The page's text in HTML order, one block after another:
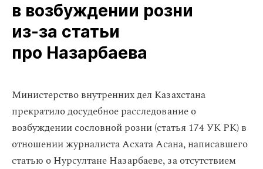
в возбуждении розни
из‑за статьи
про Назарбаева
Министерство внутренних дел Казахстана
прекратило досудебное расследование о
возбуждении сословной розни (статья 174 УК РК) в
отношении журналиста Асхата Асана, написавшего
статью о Нурсултане Назарбаеве, за отсутствием